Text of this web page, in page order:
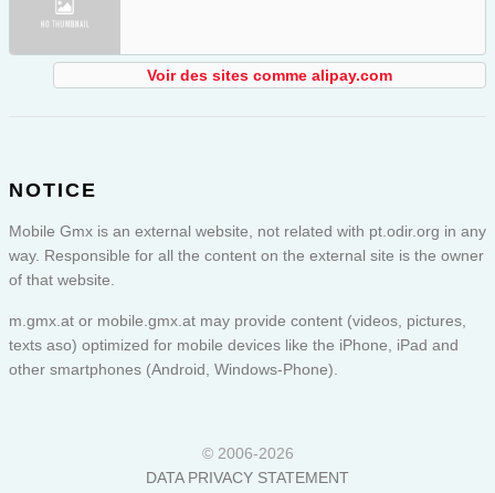
Voir des sites comme alipay.com
NOTICE
Mobile Gmx is an external website, not related with pt.odir.org in any
way. Responsible for all the content on the external site is the owner
of that website.
m.gmx.at or mobile.gmx.at may provide content (videos, pictures,
texts aso) optimized for mobile devices like the iPhone, iPad and
other smartphones (Android, Windows-Phone).
© 2006-2026
DATA PRIVACY STATEMENT